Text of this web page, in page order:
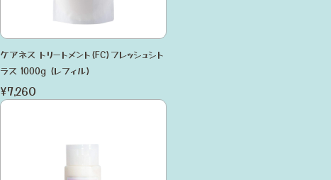
ケアネス トリートメント(FC)フレッシュシト
ラス 1000g (レフィル)
¥7,260